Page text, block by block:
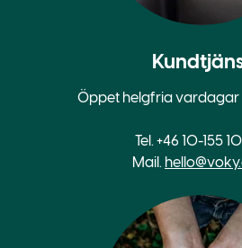
Öppet helgfria vardagar
Tel. +46 10-155
Mail.